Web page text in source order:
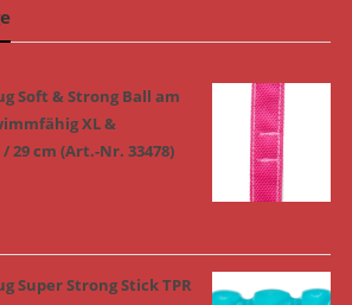
Soft & Strong Ball am
XL &
29 cm (Art.-Nr. 33478)
Super Strong Stick TPR